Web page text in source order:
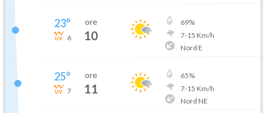
23°
6
ore
10
69%
7-15 Km/h
Nord E
25°
7
ore
11
65%
7-15 Km/h
Nord NE